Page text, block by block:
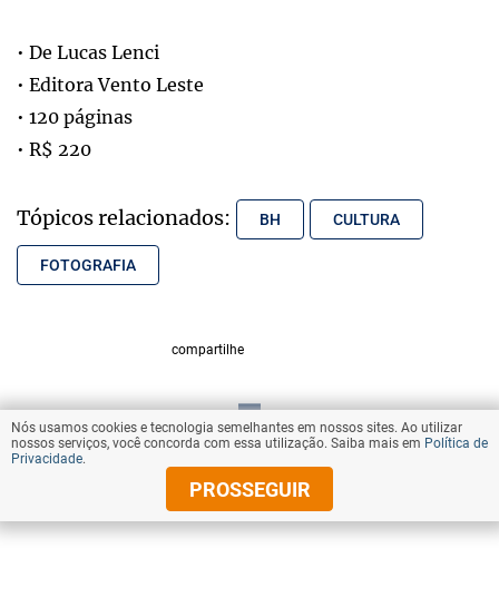
• De Lucas Lenci
• Editora Vento Leste
• 120 páginas
• R$ 220
Tópicos relacionados: BH CULTURA
FOTOGRAFIA
compartilhe
VOLTAR AO TOPO
© Copyright 2025 Diários Associados
Nós usamos cookies e tecnologia semelhantes em nossos sites. Ao utilizar
nossos serviços, você concorda com essa utilização. Saiba mais em Política de
Privacidade.
PROSSEGUIR